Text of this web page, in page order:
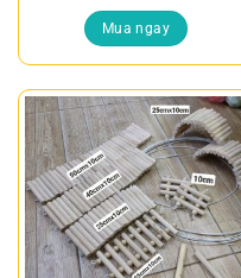
Mua ngay